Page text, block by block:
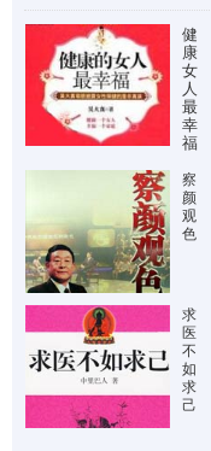
健
康
女
人
最
幸
福
察
颜
观
色
求
医
不
如
求
己